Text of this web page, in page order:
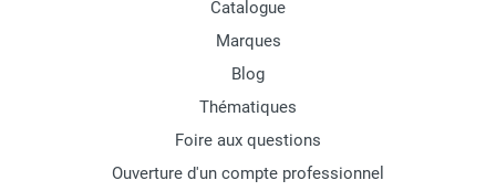
Catalogue
Marques
Blog
Thématiques
Foire aux questions
Ouverture d'un compte professionnel